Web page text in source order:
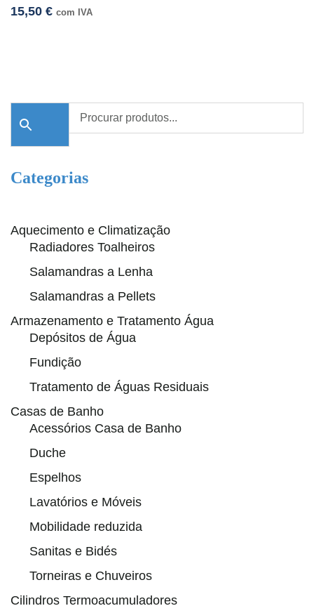
15,50 € com IVA
Categorias
Aquecimento e Climatização
Radiadores Toalheiros
Salamandras a Lenha
Salamandras a Pellets
Armazenamento e Tratamento Água
Depósitos de Água
Fundição
Tratamento de Águas Residuais
Casas de Banho
Acessórios Casa de Banho
Duche
Espelhos
Lavatórios e Móveis
Mobilidade reduzida
Sanitas e Bidés
Torneiras e Chuveiros
Cilindros Termoacumuladores